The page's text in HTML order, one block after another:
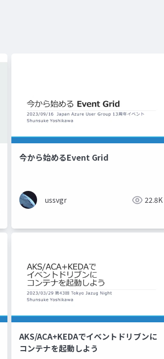
今から始めるEvent Grid
ussvgr 22.8K
AKS/ACA+KEDAでイベントドリブンに
コンテナを起動しよう